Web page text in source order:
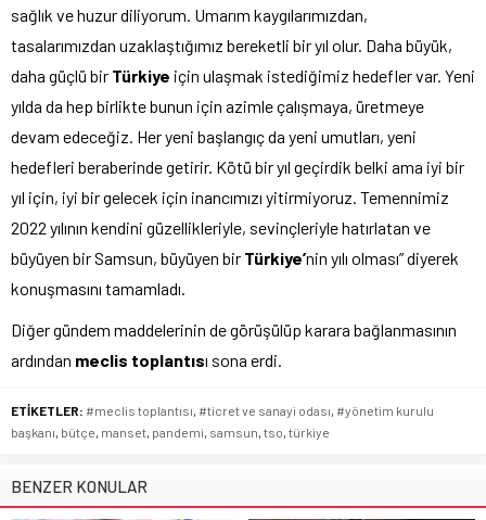
sağlık ve huzur diliyorum. Umarım kaygılarımızdan,
tasalarımızdan uzaklaştığımız bereketli bir yıl olur. Daha büyük,
daha güçlü bir Türkiye için ulaşmak istediğimiz hedefler var. Yeni
yılda da hep birlikte bunun için azimle çalışmaya, üretmeye
devam edeceğiz. Her yeni başlangıç da yeni umutları, yeni
hedefleri beraberinde getirir. Kötü bir yıl geçirdik belki ama iyi bir
yıl için, iyi bir gelecek için inancımızı yitirmiyoruz. Temennimiz
2022 yılının kendini güzellikleriyle, sevinçleriyle hatırlatan ve
büyüyen bir Samsun, büyüyen bir Türkiye’nin yılı olması” diyerek
konuşmasını tamamladı.
Diğer gündem maddelerinin de görüşülüp karara bağlanmasının
ardından meclis toplantısı sona erdi.
ETİKETLER: #meclis toplantısı, #ticret ve sanayi odası, #yönetim kurulu
başkanı, bütçe, manset, pandemi, samsun, tso, türkiye
BENZER KONULAR